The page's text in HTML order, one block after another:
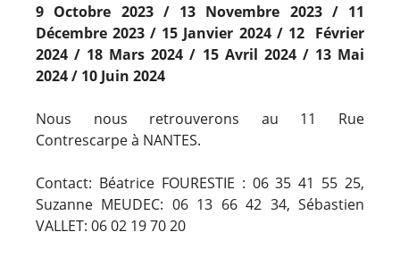
9 Octobre 2023 / 13 Novembre 2023 / 11
Décembre 2023 / 15 Janvier 2024 / 12 Février
2024 / 18 Mars 2024 / 15Avril 2024 / 13 Mai
2024 / 10 Juin 2024
Nous nous retrouverons au 11 Rue
Contrescarpe à NANTES.
Contact: Béatrice FOURESTIE : 06 35 41 55 25,
Suzanne MEUDEC: 06 13 66 42 34, Sébastien
VALLET: 06 02 19 70 20